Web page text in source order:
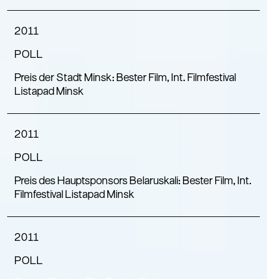
2011
POLL
Preis der Stadt Minsk: Bester Film, Int. Filmfestival
Listapad Minsk
2011
POLL
Preis des Hauptsponsors Belaruskali: Bester Film, Int.
Filmfestival Listapad Minsk
2011
POLL